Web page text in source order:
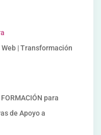
| Transformación
para
de Apoyo a